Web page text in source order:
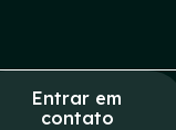
Entrar em
contato